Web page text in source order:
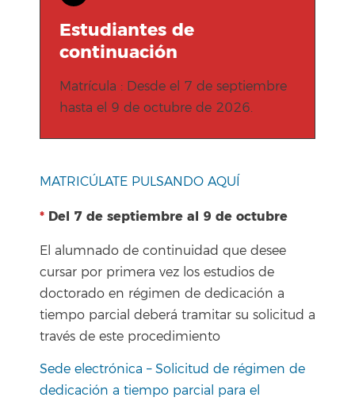
Estudiantes de
continuación
Matrícula : Desde el 7 de septiembre
hasta el 9 de octubre de 2026.
MATRICÚLATE PULSANDO AQUÍ
* Del 7 de septiembre al 9 de octubre
El alumnado de continuidad que desee
cursar por primera vez los estudios de
doctorado en régimen de dedicación a
tiempo parcial deberá tramitar su solicitud a
través de este procedimiento
Sede electrónica – Solicitud de régimen de
dedicación a tiempo parcial para el